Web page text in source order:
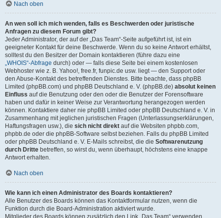
Nach oben
An wen soll ich mich wenden, falls es Beschwerden oder juristische
Anfragen zu diesem Forum gibt?
Jeder Administrator, der auf der „Das Team“-Seite aufgeführt ist, ist ein
geeigneter Kontakt für deine Beschwerde. Wenn du so keine Antwort erhältst,
solltest du den Besitzer der Domain kontaktieren (führe dazu eine
„WHOIS“-Abfrage durch) oder — falls diese Seite bei einem kostenlosen
Webhoster wie z. B. Yahoo!, free.fr, funpic.de usw. liegt — den Support oder
den Abuse-Kontakt des betreffenden Dienstes. Bitte beachte, dass phpBB
Limited (phpBB.com) und phpBB Deutschland e. V. (phpBB.de) absolut keinen
Einfluss auf die Benutzung oder den oder die Benutzer der Forensoftware
haben und dafür in keiner Weise zur Verantwortung herangezogen werden
können. Kontaktiere daher nie phpBB Limited oder phpBB Deutschland e. V. in
Zusammenhang mit jeglichen juristischen Fragen (Unterlassungserklärungen,
Haftungsfragen usw.), die sich nicht direkt auf die Websiten phpbb.com,
phpbb.de oder die phpBB-Software selbst beziehen. Falls du phpBB Limited
oder phpBB Deutschland e. V. E-Mails schreibst, die die Softwarenutzung
durch Dritte betreffen, so wirst du, wenn überhaupt, höchstens eine knappe
Antwort erhalten.
Nach oben
Wie kann ich einen Administrator des Boards kontaktieren?
Alle Benutzer des Boards können das Kontaktformular nutzen, wenn die
Funktion durch die Board-Administration aktiviert wurde.
Mitglieder des Boards können zusätzlich den Link „Das Team“ verwenden.